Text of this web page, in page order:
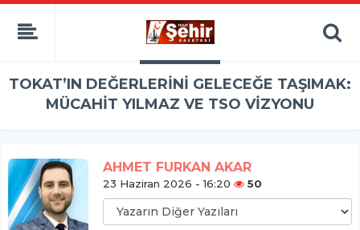
​TOKAT’IN DEĞERLERİNİ GELECEĞE TAŞIMAK:
MÜCAHİT YILMAZ VE TSO VİZYONU
AHMET FURKAN AKAR
23 Haziran 2026 - 16:20 50